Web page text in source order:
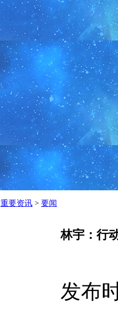
重要资讯 > 要闻
林宇：行
发布